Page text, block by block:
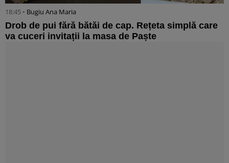
18:45 • Bugiu ⁠Ana Maria
Drob de pui fără bătăi de cap. Rețeta simplă care
va cuceri invitații la masa de Paște